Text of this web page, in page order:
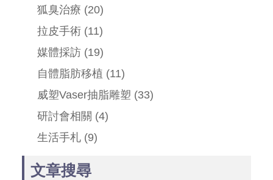
狐臭治療 (20)
拉皮手術 (11)
媒體採訪 (19)
自體脂肪移植 (11)
威塑Vaser抽脂雕塑 (33)
研討會相關 (4)
生活手札 (9)
文章搜尋